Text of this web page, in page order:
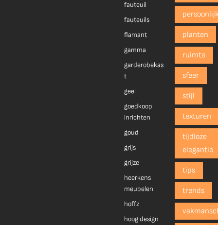
fauteuil
fauteuils
flamant
gamma
garderobekas
t
geel
goedkoop
inrichten
goud
grijs
grijze
heerkens
meubelen
hoffz
hoog design
planten
ruimte
sfeer
stijl
texturen
tijdloze
elegantie
tips
trends